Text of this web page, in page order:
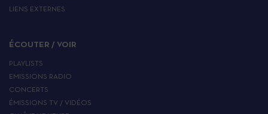
LIENS EXTERNES
ÉCOUTER / VOIR
PLAYLISTS
EMISSIONS RADIO
CONCERTS
ÉMISSIONS TV / VIDÉOS